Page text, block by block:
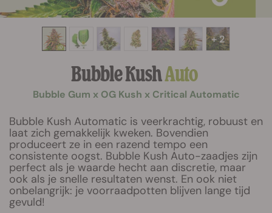
+ 2
Bubble KushAuto
Bubble Gum x OG Kush x Critical Automatic
Bubble Kush Automatic is veerkrachtig, robuust en
laat zich gemakkelijk kweken. Bovendien
produceert ze in een razend tempo een
consistente oogst. Bubble Kush Auto-zaadjes zijn
perfect als je waarde hecht aan discretie, maar
ook als je snelle resultaten wenst. En ook niet
onbelangrijk: je voorraadpotten blijven lange tijd
gevuld!